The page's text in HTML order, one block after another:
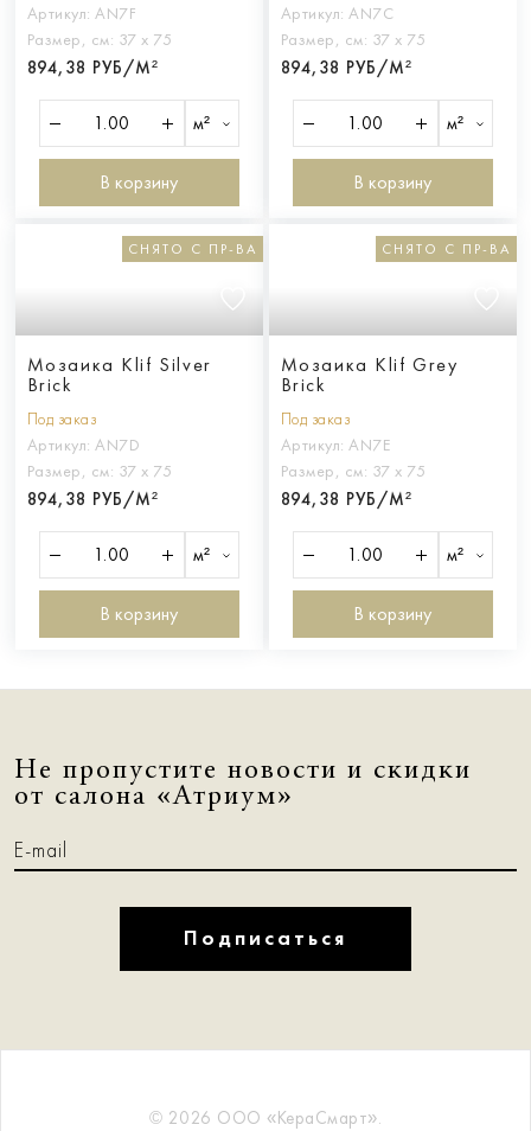
Артикул: AN7F
Размер, см: 37 х 75
894,38 РУБ/М²
м²
В корзину
Артикул: AN7C
Размер, см: 37 х 75
894,38 РУБ/М²
м²
В корзину
СНЯТО С ПР-ВА
Мозаика Klif Silver
Brick
Под заказ
Артикул: AN7D
Размер, см: 37 х 75
894,38 РУБ/М²
м²
В корзину
СНЯТО С ПР-ВА
Мозаика Klif Grey
Brick
Под заказ
Артикул: AN7E
Размер, см: 37 х 75
894,38 РУБ/М²
м²
В корзину
Не пропустите новости и скидки
от салона «Атриум»
Подписаться
© 2026 ООО «КераСмарт».